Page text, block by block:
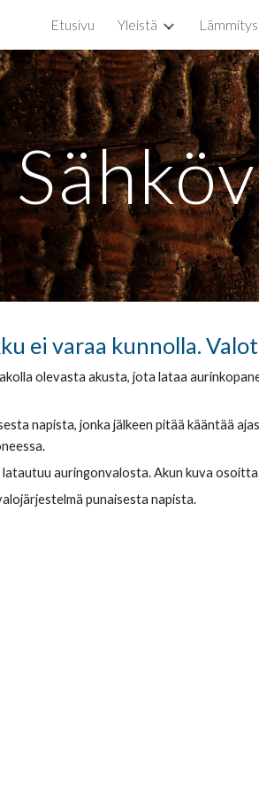
Skip to main content
Etusivu Yleistä Lämmitys
ei varaa kunnolla.
olevasta akusta, jota lataa
latautuu auringonvalosta. Akun kuva
punaisesta napista.